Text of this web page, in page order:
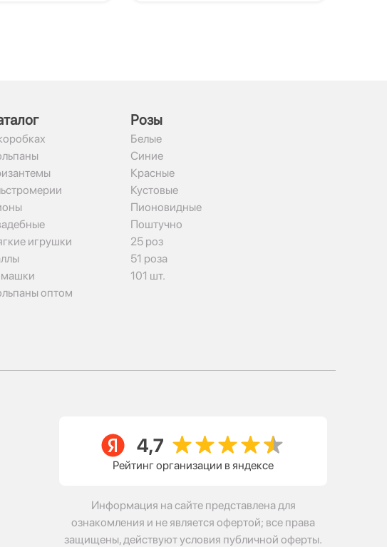
игрушки
оптом
Рoзы
Белые
Синие
Красные
Кустовые
Пионовидные
Поштучно
25 роз
51 роза
101 шт.
Рейтинг организации в яндексе
Информация на сайте представлена для
ознакомления и не является офертой; все права
защищены, действуют условия публичной оферты.